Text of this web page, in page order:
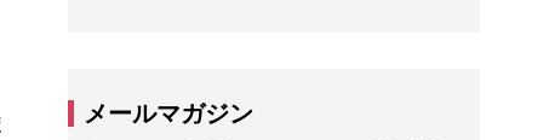
メールマガジン